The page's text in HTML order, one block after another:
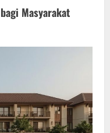
Masyarakat